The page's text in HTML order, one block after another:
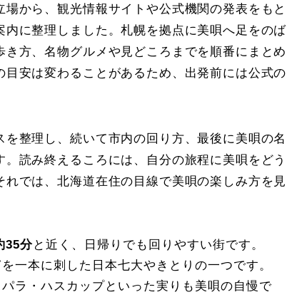
から、観光情報サイトや公式機関の発表をもと
に整理しました。札幌を拠点に美唄へ足をのば
方、名物グルメや見どころまでを順番にまとめ
安は変わることがあるため、出発前には公式の
整理し、続いて市内の回り方、最後に美唄の名
読み終えるころには、自分の旅程に美唄をどう
では、北海道在住の目線で美唄の楽しみ方を見
35分 と近く、日帰りでも回りやすい街です。
一本に刺した日本七大やきとりの一つです。
ラ・ハスカップといった実りも美唄の自慢で